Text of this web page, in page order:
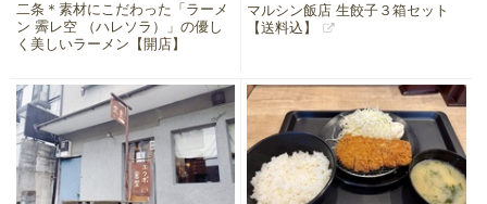
二条＊素材にこだわった「ラーメ
ン 霽レ空 （ハレソラ）」の優し
く美しいラーメン【開店】
マルシン飯店 生餃子３箱セット
【送料込】